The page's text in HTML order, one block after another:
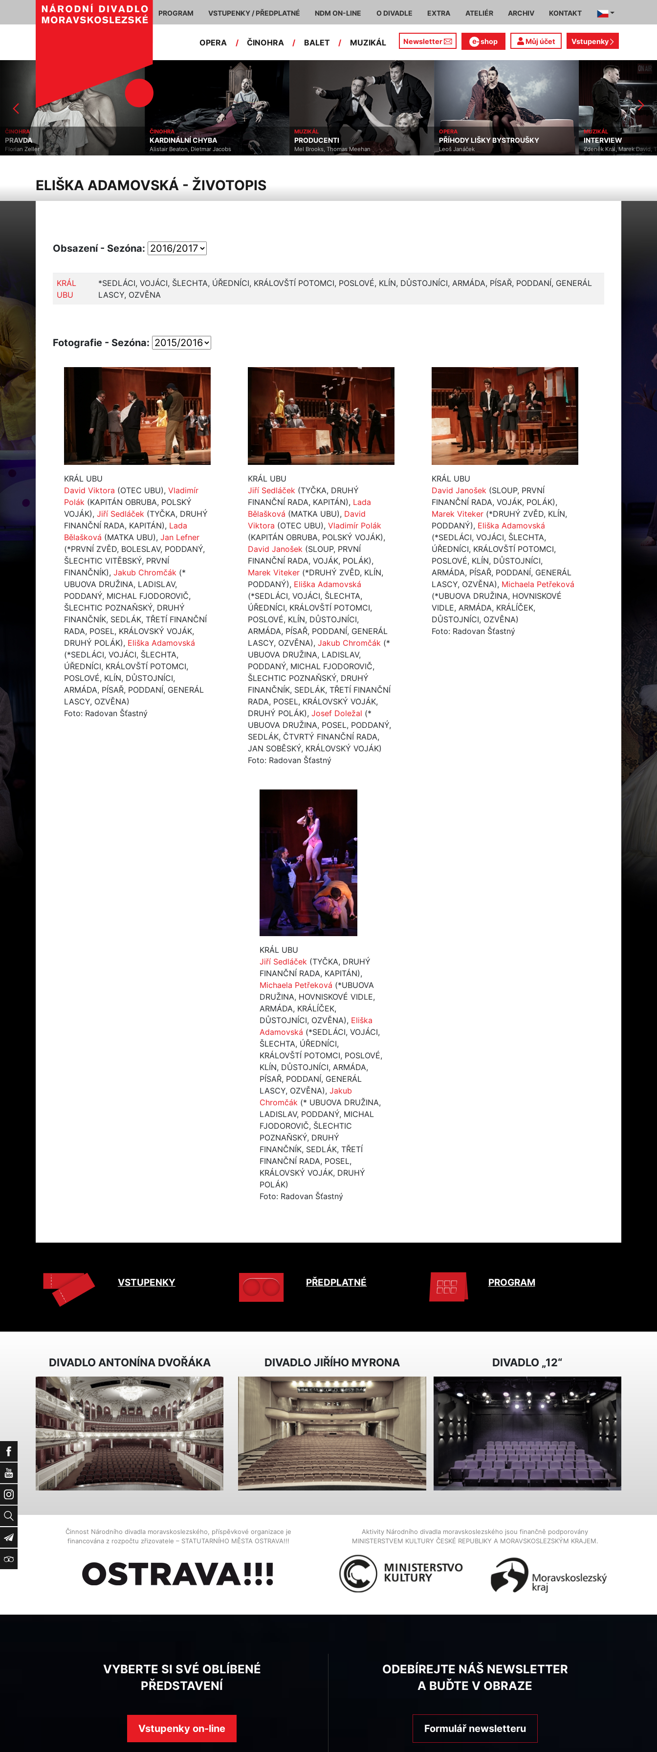
Facebook
YouTube
Instagram
Vyhledat
Newsletter
TripAdvisor
PROGRAM VSTUPENKY / PŘEDPLATNÉ NDM ON-LINE O DIVADLE EXTRA ATELIÉR ARCHIV KONTAKT
OPERA / ČINOHRA / BALET / MUZIKÁL Newsletter shop Můj účet Vstupenky
ČINOHRA
PRAVDA
Florian Zeller
ČINOHRA
KARDINÁLNÍ CHYBA
Alistair Beaton, Dietmar Jacobs
MUZIKÁL
PRODUCENTI
Mel Brooks, Thomas Meehan
OPERA
PŘÍHODY LIŠKY BYSTROUŠKY
Leoš Janáček
MUZIKÁL
INTERVIEW
Zdeněk Král, Marek David,
ELIŠKA ADAMOVSKÁ - ŽIVOTOPIS
Obsazení - Sezóna:
KRÁL
UBU
*SEDLÁCI, VOJÁCI, ŠLECHTA, ÚŘEDNÍCI, KRÁLOVŠTÍ POTOMCI, POSLOVÉ, KLÍN, DŮSTOJNÍCI, ARMÁDA, PÍSAŘ, PODDANÍ, GENERÁL
LASCY, OZVĚNA
Fotografie - Sezóna:
KRÁL UBU
David Viktora (OTEC UBU), Vladimír
Polák (KAPITÁN OBRUBA, POLSKÝ
VOJÁK), Jiří Sedláček (TYČKA, DRUHÝ
FINANČNÍ RADA, KAPITÁN), Lada
Bělašková (MATKA UBU), Jan Lefner
(*PRVNÍ ZVĚD, BOLESLAV, PODDANÝ,
ŠLECHTIC VITĚBSKÝ, PRVNÍ
FINANČNÍK), Jakub Chromčák (*
UBUOVA DRUŽINA, LADISLAV,
PODDANÝ, MICHAL FJODOROVIČ,
ŠLECHTIC POZNAŇSKÝ, DRUHÝ
FINANČNÍK, SEDLÁK, TŘETÍ FINANČNÍ
RADA, POSEL, KRÁLOVSKÝ VOJÁK,
DRUHÝ POLÁK), Eliška Adamovská
(*SEDLÁCI, VOJÁCI, ŠLECHTA,
ÚŘEDNÍCI, KRÁLOVŠTÍ POTOMCI,
POSLOVÉ, KLÍN, DŮSTOJNÍCI,
ARMÁDA, PÍSAŘ, PODDANÍ, GENERÁL
LASCY, OZVĚNA)
Foto: Radovan Šťastný
KRÁL UBU
Jiří Sedláček (TYČKA, DRUHÝ
FINANČNÍ RADA, KAPITÁN), Lada
Bělašková (MATKA UBU), David
Viktora (OTEC UBU), Vladimír Polák
(KAPITÁN OBRUBA, POLSKÝ VOJÁK),
David Janošek (SLOUP, PRVNÍ
FINANČNÍ RADA, VOJÁK, POLÁK),
Marek Viteker (*DRUHÝ ZVĚD, KLÍN,
PODDANÝ), Eliška Adamovská
(*SEDLÁCI, VOJÁCI, ŠLECHTA,
ÚŘEDNÍCI, KRÁLOVŠTÍ POTOMCI,
POSLOVÉ, KLÍN, DŮSTOJNÍCI,
ARMÁDA, PÍSAŘ, PODDANÍ, GENERÁL
LASCY, OZVĚNA), Jakub Chromčák (*
UBUOVA DRUŽINA, LADISLAV,
PODDANÝ, MICHAL FJODOROVIČ,
ŠLECHTIC POZNAŇSKÝ, DRUHÝ
FINANČNÍK, SEDLÁK, TŘETÍ FINANČNÍ
RADA, POSEL, KRÁLOVSKÝ VOJÁK,
DRUHÝ POLÁK), Josef Doležal (*
UBUOVA DRUŽINA, POSEL, PODDANÝ,
SEDLÁK, ČTVRTÝ FINANČNÍ RADA,
JAN SOBĚSKÝ, KRÁLOVSKÝ VOJÁK)
Foto: Radovan Šťastný
KRÁL UBU
David Janošek (SLOUP, PRVNÍ
FINANČNÍ RADA, VOJÁK, POLÁK),
Marek Viteker (*DRUHÝ ZVĚD, KLÍN,
PODDANÝ), Eliška Adamovská
(*SEDLÁCI, VOJÁCI, ŠLECHTA,
ÚŘEDNÍCI, KRÁLOVŠTÍ POTOMCI,
POSLOVÉ, KLÍN, DŮSTOJNÍCI,
ARMÁDA, PÍSAŘ, PODDANÍ, GENERÁL
LASCY, OZVĚNA), Michaela Petřeková
(*UBUOVA DRUŽINA, HOVNISKOVÉ
VIDLE, ARMÁDA, KRÁLÍČEK,
DŮSTOJNÍCI, OZVĚNA)
Foto: Radovan Šťastný
KRÁL UBU
Jiří Sedláček (TYČKA, DRUHÝ
FINANČNÍ RADA, KAPITÁN),
Michaela Petřeková (*UBUOVA
DRUŽINA, HOVNISKOVÉ VIDLE,
ARMÁDA, KRÁLÍČEK,
DŮSTOJNÍCI, OZVĚNA), Eliška
Adamovská (*SEDLÁCI, VOJÁCI,
ŠLECHTA, ÚŘEDNÍCI,
KRÁLOVŠTÍ POTOMCI, POSLOVÉ,
KLÍN, DŮSTOJNÍCI, ARMÁDA,
PÍSAŘ, PODDANÍ, GENERÁL
LASCY, OZVĚNA), Jakub
Chromčák (* UBUOVA DRUŽINA,
LADISLAV, PODDANÝ, MICHAL
FJODOROVIČ, ŠLECHTIC
POZNAŇSKÝ, DRUHÝ
FINANČNÍK, SEDLÁK, TŘETÍ
FINANČNÍ RADA, POSEL,
KRÁLOVSKÝ VOJÁK, DRUHÝ
POLÁK)
Foto: Radovan Šťastný
VSTUPENKY PŘEDPLATNÉ PROGRAM
DIVADLO ANTONÍNA DVOŘÁKA DIVADLO JIŘÍHO MYRONA DIVADLO „12“
Činnost Národního divadla moravskoslezského, příspěvkové organizace je
financována z rozpočtu zřizovatele – STATUTARNÍHO MĚSTA OSTRAVA!!!
Aktivity Národního divadla moravskoslezského jsou finančně podporovány
MINISTERSTVEM KULTURY ČESKÉ REPUBLIKY A MORAVSKOSLEZSKÝM KRAJEM.
VYBERTE SI SVÉ OBLÍBENÉ
PŘEDSTAVENÍ
Vstupenky on-line
ODEBÍREJTE NÁŠ NEWSLETTER
A BUĎTE V OBRAZE
Formulář newsletteru